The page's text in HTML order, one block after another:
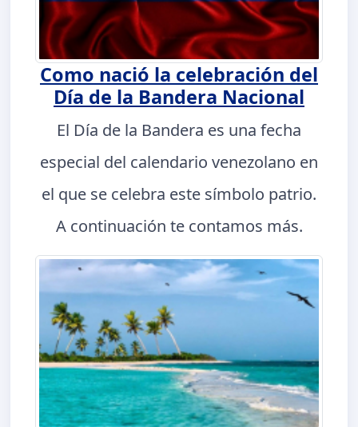
Como nació la celebración del
Día de la Bandera Nacional
El Día de la Bandera es una fecha
especial del calendario venezolano en
el que se celebra este símbolo patrio.
A continuación te contamos más.